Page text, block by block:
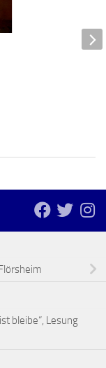
bleibe“, Lesung